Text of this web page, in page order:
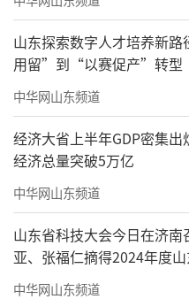
山东探索数字人才培养新
用留”到“以赛促产”转型
中华网山东频道
经济大省上半年GDP密集
经济总量突破5万亿
中华网山东频道
山东省科技大会今日在济南
亚、张福仁摘得2024年度
奖最高奖！
中华网山东频道